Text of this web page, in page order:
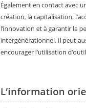
Également en contact avec
création, la capitalisation,
l’innovation et à garantir la
intergénérationnel. Il peut
encourager l’utilisation
L’information